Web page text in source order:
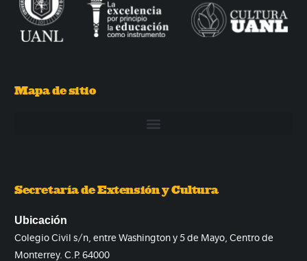
Mapa de sitio
Secretaría de Extensión y Cultura
Ubicación
Colegio Civil s/n, entre Washington y 5 de Mayo, Centro de
Monterrey. C.P. 64000